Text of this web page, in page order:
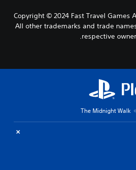
Copyright © 2024 Fast Travel Games
All other trademarks and trade
respective
The Midnight Walk